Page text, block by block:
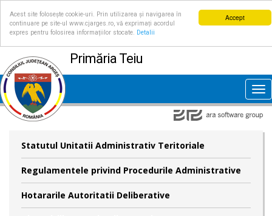
Accept
Acest site folosește cookie-uri. Prin utilizarea și navigarea în
continuare pe site-ul www.cjarges.ro, vă exprimați acordul
expres pentru folosirea informațiilor stocate.
Detalii
Primăria Teiu
Statutul Unitatii Administrativ Teritoriale
Regulamentele privind Procedurile Administrative
Hotararile Autoritatii Deliberative